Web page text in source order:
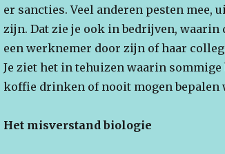
er sancties. Veel anderen pesten mee,
zijn. Dat zie je ook in bedrijven,
een werknemer door zijn of haar
Je ziet het in tehuizen waarin
koffie drinken of nooit mogen bepalen
Het misverstand biologie